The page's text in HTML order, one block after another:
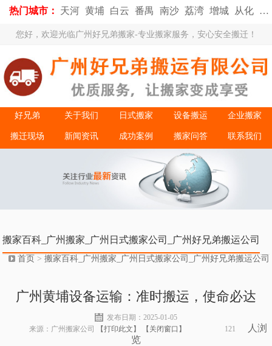
热门城市： 天河 黄埔 白云 番禺 南沙 荔湾 增城 从化 花
您好，欢迎光临广州好兄弟搬家-专业搬家服务，安心安全搬迁！
好兄弟 关于我们 日式搬家 设备搬运 企业搬家
搬迁现场 新闻资讯 成功案例 搬家问答 联系我们
搬家百科_广州搬家_广州日式搬家公司_广州好兄弟搬运公司
首页 > 搬家百科_广州搬家_广州日式搬家公司_广州好兄弟搬运公司
广州黄埔设备运输：准时搬运，使命必达
发布日期：2025-01-05
来源：广州搬家公司
【打印此文】 【关闭窗口】 121
人浏
览